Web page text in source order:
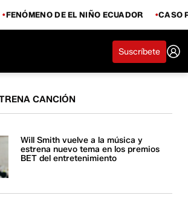
FENÓMENO DE EL NIÑO ECUADOR CASO
Suscríbete
CANCIÓN
Will Smith vuelve a la música y
estrena nuevo tema en los premios
BET del entretenimiento